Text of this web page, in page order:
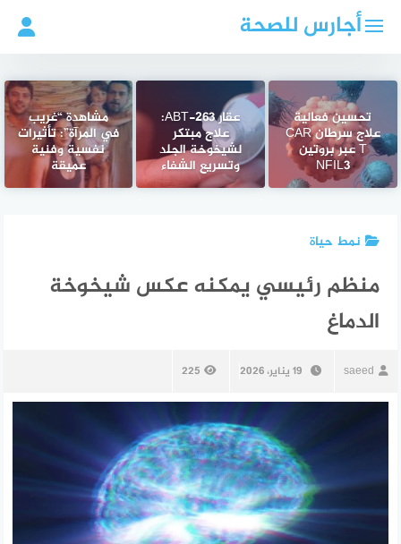
أجارس للصحة
تحسين فعالية
علاج سرطان CAR
T عبر بروتين
NFIL3
عقار ABT-263:
علاج مبتكر
لشيخوخة الجلد
وتسريع الشفاء
مشاهدة “غريب
في المرآة”: تأثيرات
نفسية وفنية
عميقة
نمط حياة
منظم رئيسي يمكنه عكس شيخوخة
الدماغ
saeed 19 يناير، 2026 225